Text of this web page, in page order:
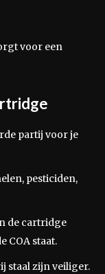
voor een
partij voor je
pesticiden,
de cartridge
COA staat.
staal zijn veiliger.